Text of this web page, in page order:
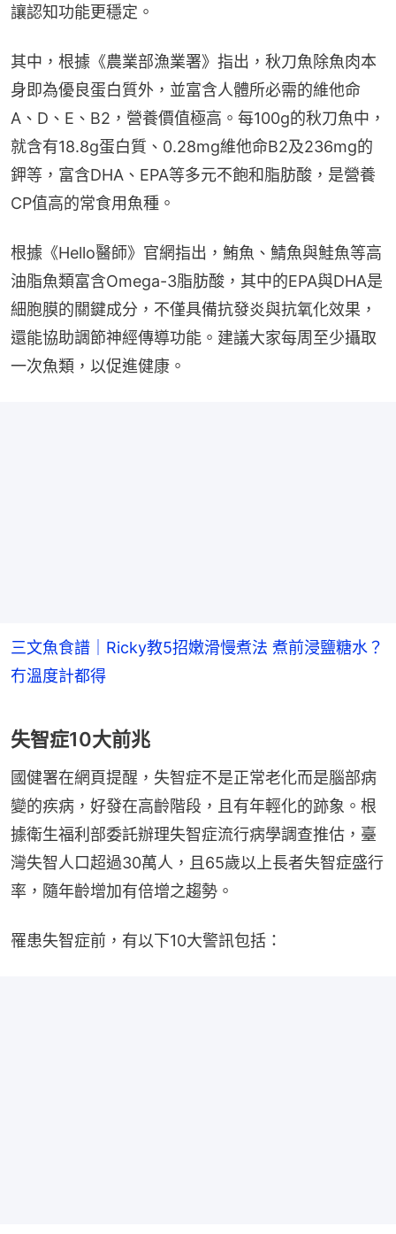
讓認知功能更穩定。
其中，根據《農業部漁業署》指出，秋刀魚除魚肉本
身即為優良蛋白質外，並富含人體所必需的維他命
A、D、E、B2，營養價值極高。每100g的秋刀魚中，
就含有18.8g蛋白質、0.28mg維他命B2及236mg的
鉀等，富含DHA、EPA等多元不飽和脂肪酸，是營養
CP值高的常食用魚種。
根據《Hello醫師》官網指出，鮪魚、鯖魚與鮭魚等高
油脂魚類富含Omega-3脂肪酸，其中的EPA與DHA是
細胞膜的關鍵成分，不僅具備抗發炎與抗氧化效果，
還能協助調節神經傳導功能。建議大家每周至少攝取
一次魚類，以促進健康。
三文魚食譜｜Ricky教5招嫩滑慢煮法 煮前浸鹽糖水？
冇溫度計都得
失智症10大前兆
國健署在網頁提醒，失智症不是正常老化而是腦部病
變的疾病，好發在高齡階段，且有年輕化的跡象。根
據衛生福利部委託辦理失智症流行病學調查推估，臺
灣失智人口超過30萬人，且65歲以上長者失智症盛行
率，隨年齡增加有倍增之趨勢。
罹患失智症前，有以下10大警訊包括：